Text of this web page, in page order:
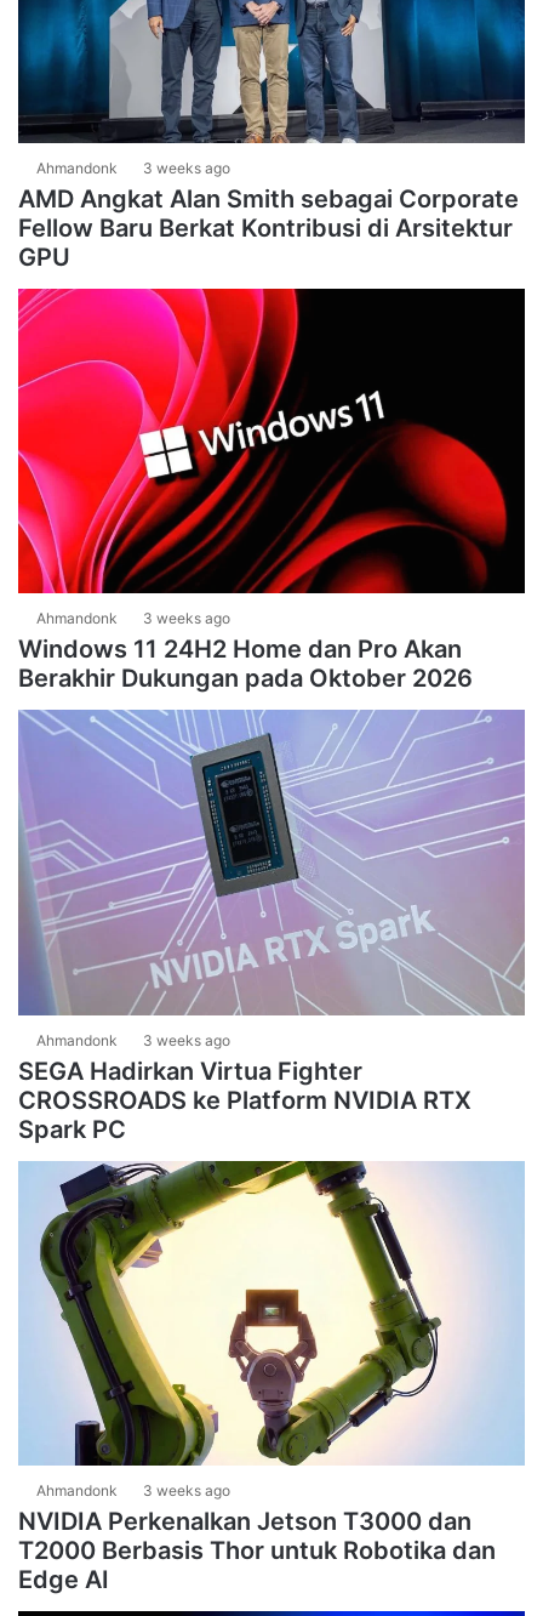
Ahmandonk 3 weeks ago
AMD Angkat Alan Smith sebagai Corporate
Fellow Baru Berkat Kontribusi di Arsitektur
GPU
Ahmandonk 3 weeks ago
Windows 11 24H2 Home dan Pro Akan
Berakhir Dukungan pada Oktober 2026
Ahmandonk 3 weeks ago
SEGA Hadirkan Virtua Fighter
CROSSROADS ke Platform NVIDIA RTX
Spark PC
Ahmandonk 3 weeks ago
NVIDIA Perkenalkan Jetson T3000 dan
T2000 Berbasis Thor untuk Robotika dan
Edge AI